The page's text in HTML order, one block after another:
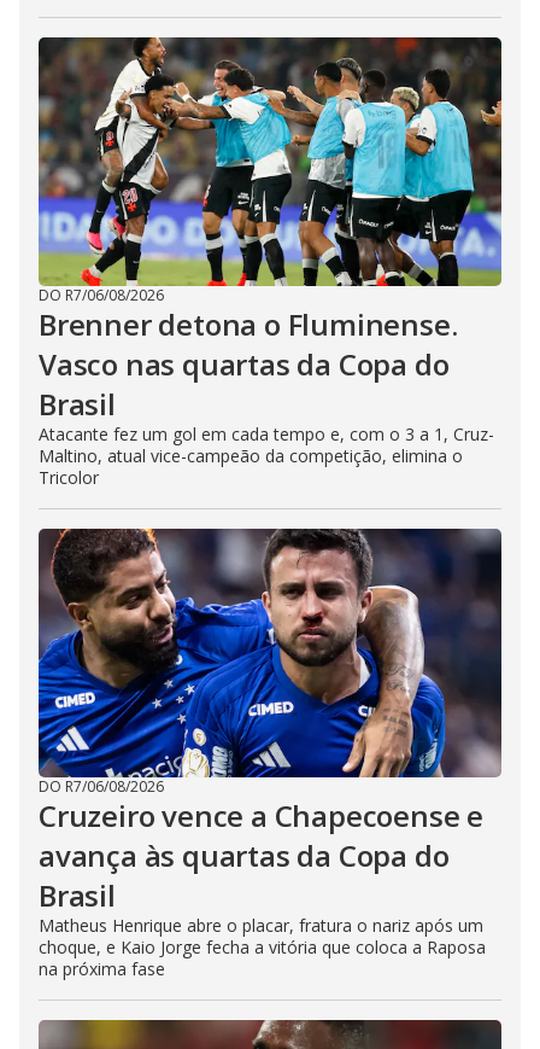
DO R7/06/08/2026
Brenner detona o Fluminense.
Vasco nas quartas da Copa do
Brasil
Atacante fez um gol em cada tempo e, com o 3 a 1, Cruz-
Maltino, atual vice-campeão da competição, elimina o
Tricolor
DO R7/06/08/2026
Cruzeiro vence a Chapecoense e
avança às quartas da Copa do
Brasil
Matheus Henrique abre o placar, fratura o nariz após um
choque, e Kaio Jorge fecha a vitória que coloca a Raposa
na próxima fase